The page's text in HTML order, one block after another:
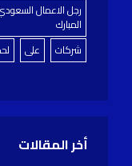
رجل الاعمال
المبارك
شركات
على
أخر المقالات